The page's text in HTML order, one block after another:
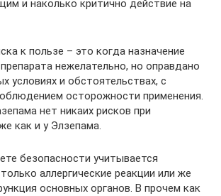
и наколько критично действие на
к пользе – это когда назначение
нежелательно, но оправдано
условиях и обстоятельствах, с
осторожности применения.
нет никаих рисков при
как и у Элзепама.
безопасности учитывается
аллергические реакции или же
основных органов. В прочем как